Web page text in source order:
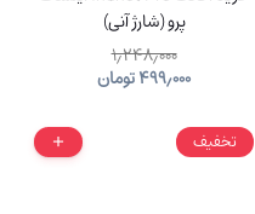
پرو (شارژ آنی)
۱٫۲۴۸٫۰۰۰
۴۹۹٫۰۰۰تومان
تخفیف